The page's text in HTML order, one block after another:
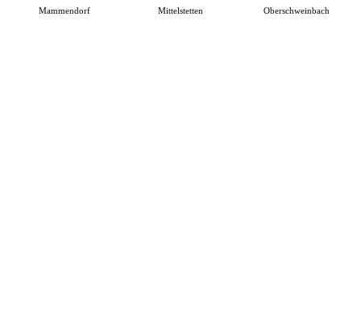
Mammendorf Mittelstetten Oberschweinbach